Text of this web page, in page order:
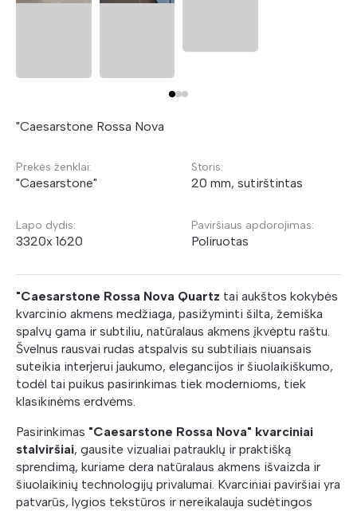
"Caesarstone Rossa Nova
Prekės ženklai:
"Caesarstone"
Storis:
20 mm, sutirštintas
Lapo dydis:
3320x 1620
Paviršiaus apdorojimas:
Poliruotas
"Caesarstone Rossa Nova Quartz tai aukštos kokybės
kvarcinio akmens medžiaga, pasižyminti šilta, žemiška
spalvų gama ir subtiliu, natūralaus akmens įkvėptu raštu.
Švelnus rausvai rudas atspalvis su subtiliais niuansais
suteikia interjerui jaukumo, elegancijos ir šiuolaikiškumo,
todėl tai puikus pasirinkimas tiek modernioms, tiek
klasikinėms erdvėms.
Pasirinkimas "Caesarstone Rossa Nova" kvarciniai
stalviršiai, gausite vizualiai patrauklų ir praktišką
sprendimą, kuriame dera natūralaus akmens išvaizda ir
šiuolaikinių technologijų privalumai. Kvarciniai paviršiai yra
patvarūs, lygios tekstūros ir nereikalauja sudėtingos